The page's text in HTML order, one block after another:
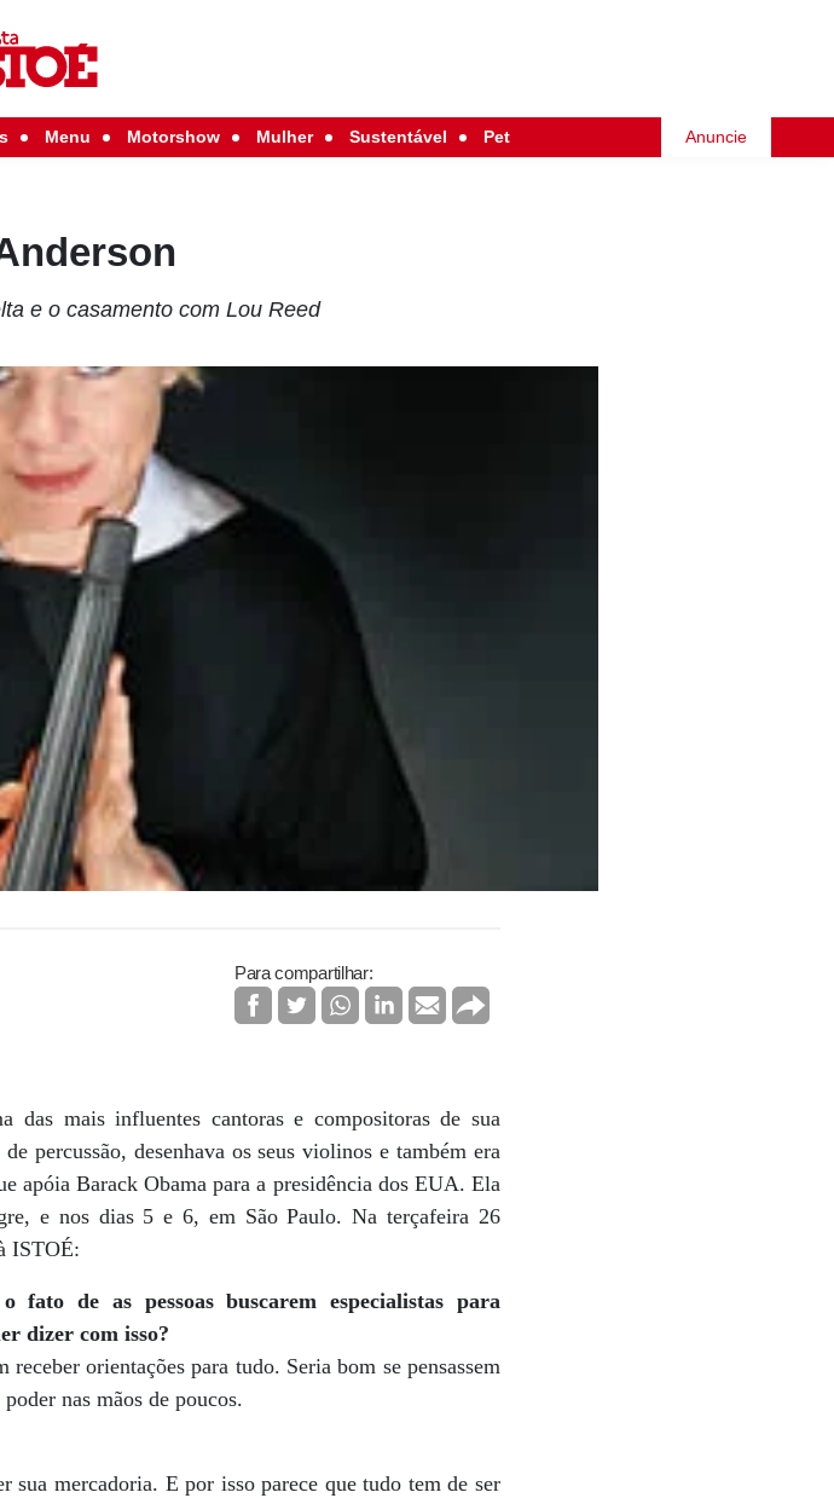
Menu Motorshow Mulher Sustentável Pet Anuncie
e o casamento com Lou Reed
Para compartilhar:
das mais influentes cantoras e compositoras de sua
percussão, desenhava os seus violinos e também era
apóia Barack Obama para a presidência dos EUA. Ela
e nos dias 5 e 6, em São Paulo. Na terçafeira 26
ISTOÉ:
de as pessoas buscarem especialistas para
dizer com isso?
orientações para tudo. Seria bom se pensassem
nas mãos de poucos.
sua mercadoria. E por isso parece que tudo tem de ser